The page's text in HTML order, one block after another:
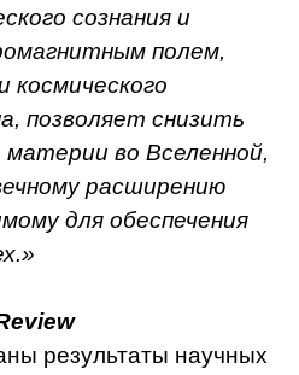
сознания и
полем,
космического
позволяет снизить
во Вселенной,
расширению
для обеспечения
результаты научных